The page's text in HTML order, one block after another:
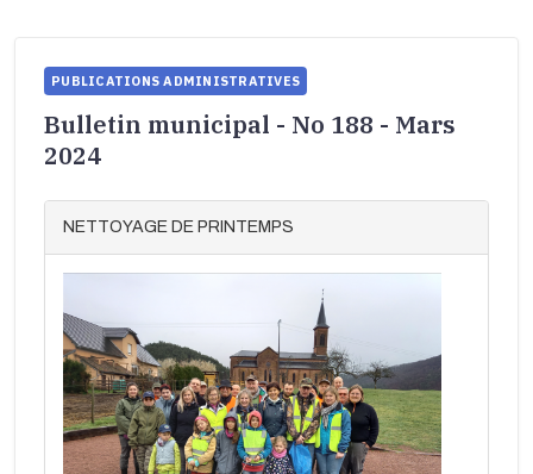
PUBLICATIONS ADMINISTRATIVES
Bulletin municipal - No 188 - Mars
2024
NETTOYAGE DE PRINTEMPS